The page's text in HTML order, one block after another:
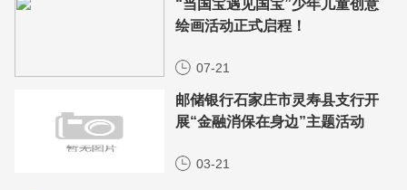
“当国宝遇见国宝”少年儿童创意
绘画活动正式启程！
07-21
邮储银行石家庄市灵寿县支行开
展“金融消保在身边”主题活动
03-21